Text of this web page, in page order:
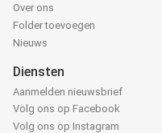
Over ons
Folder toevoegen
Nieuws
Diensten
Aanmelden nieuwsbrief
Volg ons op Facebook
Volg ons op Instagram